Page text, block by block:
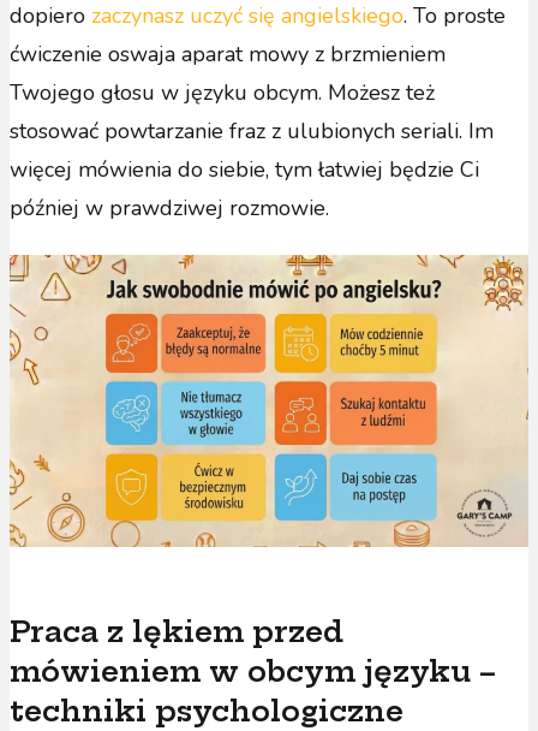
dopiero zaczynasz uczyć się angielskiego. To proste
ćwiczenie oswaja aparat mowy z brzmieniem
Twojego głosu w języku obcym. Możesz też
stosować powtarzanie fraz z ulubionych seriali. Im
więcej mówienia do siebie, tym łatwiej będzie Ci
później w prawdziwej rozmowie.
Praca z lękiem przed
mówieniem w obcym języku –
techniki psychologiczne